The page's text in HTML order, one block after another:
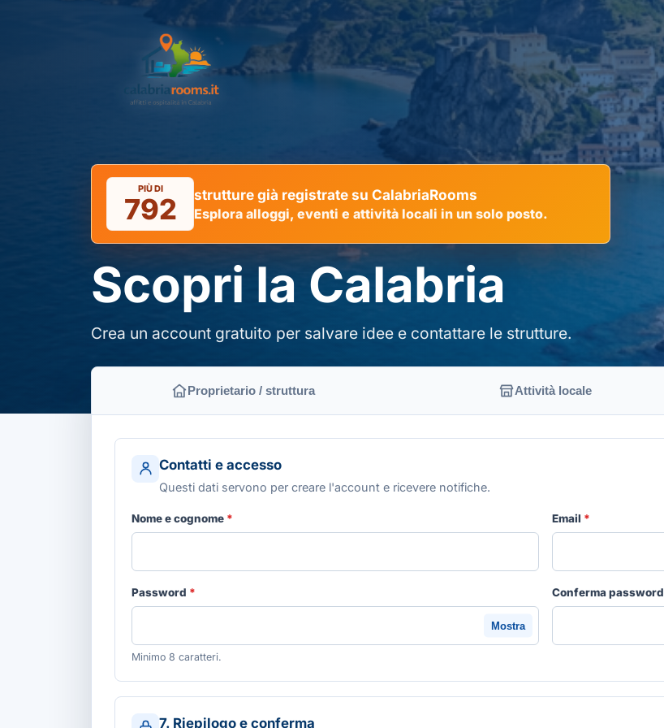
PIÙ DI
792 strutture già registrate su CalabriaRooms
Esplora alloggi, eventi e attività locali in un solo posto.
Scopri la Calabria
Crea un account gratuito per salvare idee e contattare le strutture.
Proprietario / struttura Attività locale
Contatti e accesso
Questi dati servono per creare l'account e ricevere notifiche.
Nome e cognome * Email *
Password *
Mostra
Minimo 8 caratteri.
Conferma password
7. Riepilogo e conferma